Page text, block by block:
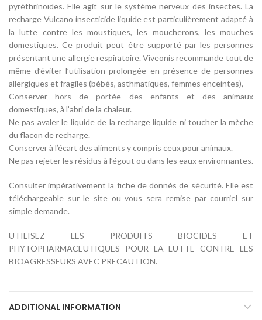
pyréthrinoïdes. Elle agit sur le système nerveux des insectes. La
recharge Vulcano insecticide liquide est particulièrement adapté à
la lutte contre les moustiques, les moucherons, les mouches
domestiques. Ce produit peut être supporté par les personnes
présentant une allergie respiratoire. Viveonis recommande tout de
même d’éviter l’utilisation prolongée en présence de personnes
allergiques et fragiles (bébés, asthmatiques, femmes enceintes),
Conserver hors de portée des enfants et des animaux
domestiques, à l’abri de la chaleur.
Ne pas avaler le liquide de la recharge liquide ni toucher la mèche
du flacon de recharge.
Conserver à l’écart des aliments y compris ceux pour animaux.
Ne pas rejeter les résidus à l’égout ou dans les eaux environnantes.
Consulter impérativement la fiche de donnés de sécurité. Elle est
téléchargeable sur le site ou vous sera remise par courriel sur
simple demande.
UTILISEZ LES PRODUITS BIOCIDES ET
PHYTOPHARMACEUTIQUES POUR LA LUTTE CONTRE LES
BIOAGRESSEURS AVEC PRECAUTION.
ADDITIONAL INFORMATION